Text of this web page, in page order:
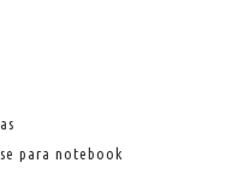
para notebook